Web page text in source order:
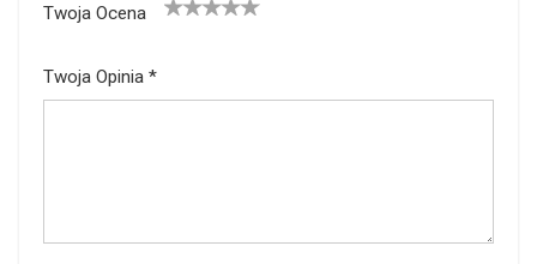
Twoja Ocena
Twoja Opinia *